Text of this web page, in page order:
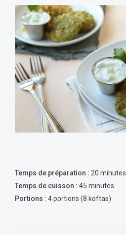
Temps de préparation : 20 minutes
Temps de cuisson : 45 minutes
Portions : 4 portions (8 koftas)